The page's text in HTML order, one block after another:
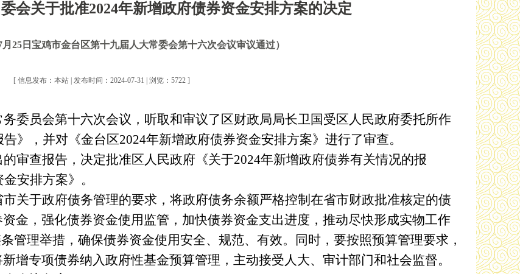
会关于批准2024年新增政府债券资金安排方案的决定
25日宝鸡市金台区第十九届人大常委会第十六次会议审议通过）
[ 信息发布：本站 | 发布时间：2024-07-31 | 浏览：5722 ]
委员会第十六次会议，听取和审议了区财政局局长卫国受区人民政府委托所作
》， 并对 《金台区2024年新增政府债券资金安排方案》 进行了审查。
审查报告，决定批准区人民政府《关于2024年新增政府债券有关情况的报
安排方案》。
关于政府债务管理的要求，将政府债务余额严格控制在省市财政批准核定的债
金，强化债券资金使用监管，加快债券资金支出进度，推动尽快形成实物工作
管理举措 ，确保债券资金使用安全、规范、有效。 同时， 要按照预算管理要求，
增专项债券纳入政府性基金预算管理，主动接受人大、审计部门和社会监督。